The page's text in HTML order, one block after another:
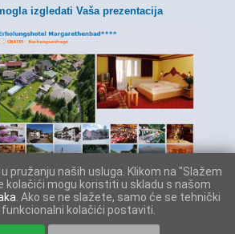
izgledati Vaša prezentacija
pružanju naših usluga. Klikom na "Slažem
kolačići mogu koristiti u skladu s našom
. Ako se ne slažete, samo će se tehnički
kolačići postaviti.